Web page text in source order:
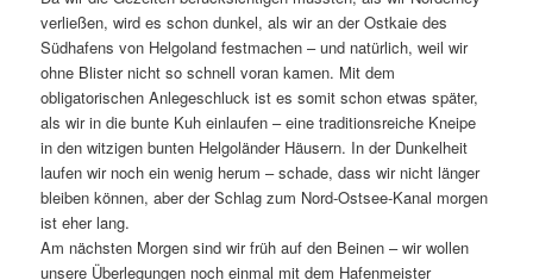
verließen, wird es schon dunkel, als wir an der Ostkaie des
Südhafens von Helgoland festmachen – und natürlich, weil wir
ohne Blister nicht so schnell voran kamen. Mit dem
obligatorischen Anlegeschluck ist es somit schon etwas später,
als wir in die bunte Kuh einlaufen – eine traditionsreiche Kneipe
in den witzigen bunten Helgoländer Häusern. In der Dunkelheit
laufen wir noch ein wenig herum – schade, dass wir nicht länger
bleiben können, aber der Schlag zum Nord-Ostsee-Kanal morgen
ist eher lang.
Am nächsten Morgen sind wir früh auf den Beinen – wir wollen
unsere Überlegungen noch einmal mit dem Hafenmeister